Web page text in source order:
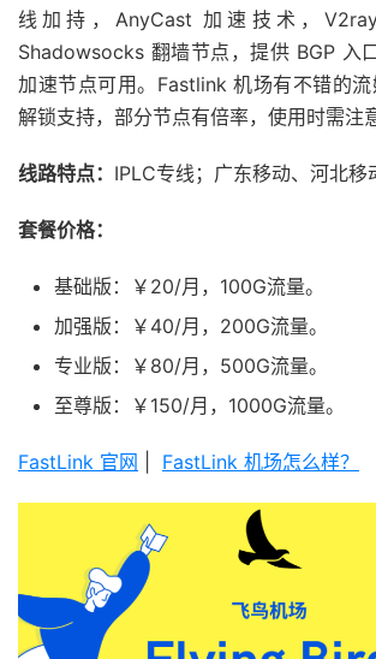
线加持，AnyCast 加速技术，
Shadowsocks 翻墙节点，提供 BGP 入
加速节点可用。Fastlink 机场有不错的
解锁支持，部分节点有倍率，使用时需注意
线路特点： IPLC专线；广东移动、河北移
套餐价格：
基础版：￥20/月，100G流量。
加强版：￥40/月，200G流量。
专业版：￥80/月，500G流量。
至尊版：￥150/月，1000G流量。
FastLink 官网 FastLink 机场怎么样？